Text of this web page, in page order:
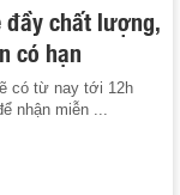
đầy chất lượng,
có hạn
có từ nay tới 12h
nhận miễn ...